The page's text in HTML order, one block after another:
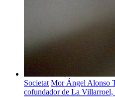
Societat Mor Ángel Alonso
cofundador de La Villarroel,